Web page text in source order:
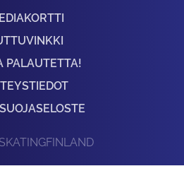
PALAUTETTA!